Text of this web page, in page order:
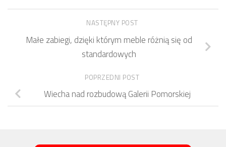
NASTĘPNY POST
Małe zabiegi, dzięki którym meble różnią się od
standardowych
POPRZEDNI POST
Wiecha nad rozbudową Galerii Pomorskiej